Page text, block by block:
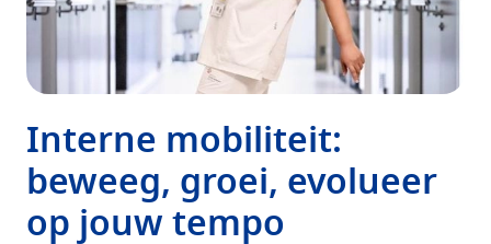
Interne mobiliteit:
beweeg, groei, evolueer
op jouw tempo